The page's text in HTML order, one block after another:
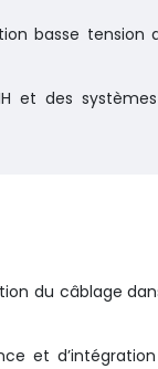
basse tension
et des
du câblage
et